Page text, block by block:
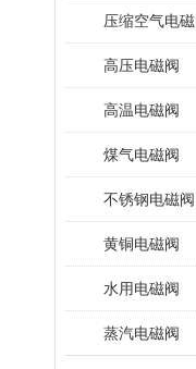
压缩空气电
高压电磁阀
高温电磁阀
煤气电磁阀
不锈钢电磁阀
黄铜电磁阀
水用电磁阀
蒸汽电磁阀